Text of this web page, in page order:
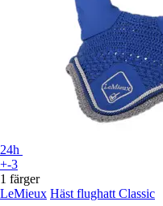
24h
+-3
1 färger
LeMieux Häst flughatt Classic